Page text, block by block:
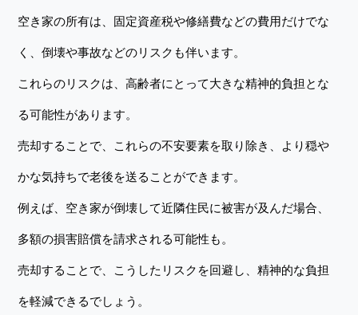
空き家の所有は、固定資産税や修繕費などの費用だけでな
く、倒壊や事故などのリスクも伴います。
これらのリスクは、高齢者にとって大きな精神的負担とな
る可能性があります。
売却することで、これらの不安要素を取り除き、より穏や
かな気持ちで老後を送ることができます。
例えば、空き家が倒壊して近隣住民に被害が及んだ場合、
多額の損害賠償を請求される可能性も。
売却することで、こうしたリスクを回避し、精神的な負担
を軽減できるでしょう。